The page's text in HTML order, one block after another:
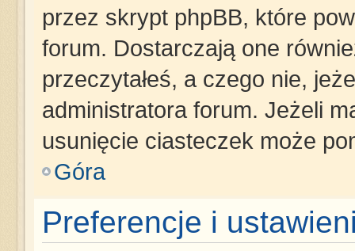
przez skrypt phpBB, które
forum. Dostarczają one
przeczytałeś, a czego nie,
administratora forum. Jeżeli
usunięcie ciasteczek może
Góra
Preferencje i